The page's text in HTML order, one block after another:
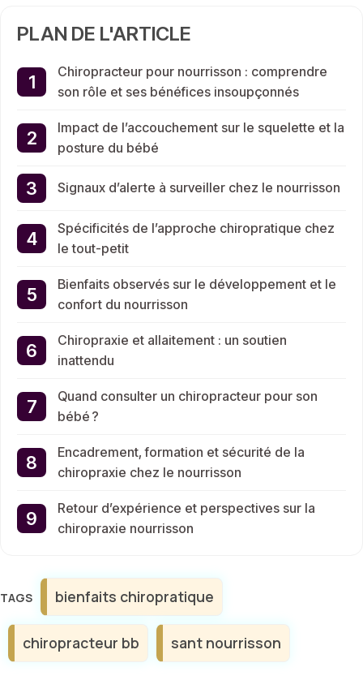
PLAN DE L'ARTICLE
Chiropracteur pour nourrisson : comprendre
son rôle et ses bénéfices insoupçonnés
Impact de l’accouchement sur le squelette et la
posture du bébé
Signaux d’alerte à surveiller chez le nourrisson
Spécificités de l’approche chiropratique chez
le tout-petit
Bienfaits observés sur le développement et le
confort du nourrisson
Chiropraxie et allaitement : un soutien
inattendu
Quand consulter un chiropracteur pour son
bébé ?
Encadrement, formation et sécurité de la
chiropraxie chez le nourrisson
Retour d’expérience et perspectives sur la
chiropraxie nourrisson
Étiquettes
bienfaits chiropratique
chiropracteur bb sant nourrisson